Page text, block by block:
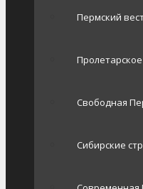
Пермский
Свободная
Сибирские